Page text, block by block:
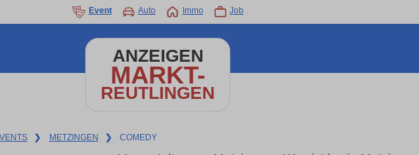
Event Auto Immo Job
ANZEIGEN
MARKT-
REUTLINGEN
❯ METZINGEN ❯ COMEDY